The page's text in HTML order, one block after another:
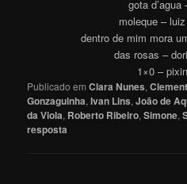
gota d’agua
moleque –
dentro de mim mora
das rosas –
1×0 –
Publicado em Clara Nunes,
Gonzaguinha,Ivan Lins,João de
da Viola, Roberto Ribeiro,Simone,
resposta